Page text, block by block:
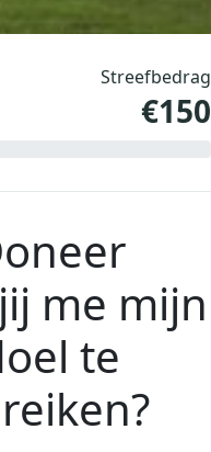
Streefbedrag
€150
me mijn
te